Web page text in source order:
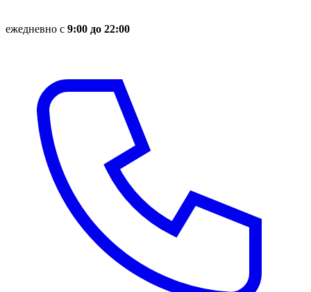
ежедневно с 9:00 до 22:00